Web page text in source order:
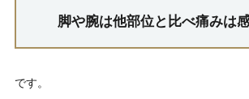
脚や腕は他部位と比べ痛みは
です。